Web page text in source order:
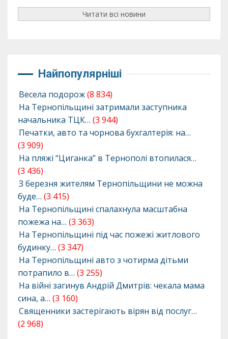
Читати всі новини
Найпопулярніші
Весела подорож(8 834)
На Тернопільщині затримали заступника
начальника ТЦК… (3 944)
Печатки, авто та чорнова бухгалтерія: на…
(3 909)
На пляжі “Циганка” в Тернополі втопилася…
(3 436)
З березня жителям Тернопільщини не можна
буде… (3 415)
На Тернопільщині спалахнула масштабна
пожежа на… (3 363)
На Тернопільщині під час пожежі житлового
будинку… (3 347)
На Тернопільщині авто з чотирма дітьми
потрапило в… (3 255)
На війні загинув Андрій Дмитрів: чекала мама
сина, а… (3 160)
Священники застерігають вірян від послуг…
(2 968)